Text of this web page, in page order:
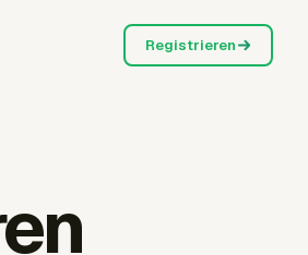
Registrieren